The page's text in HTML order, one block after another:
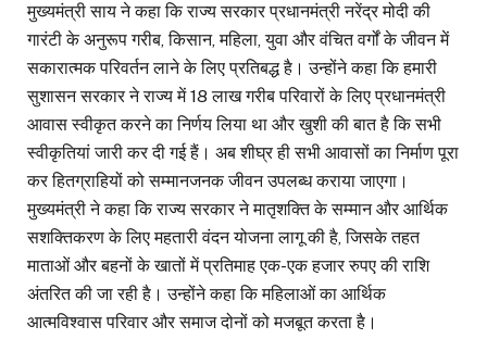
मुख्यमंत्री साय ने कहा कि राज्य सरकार प्रधानमंत्री नरेंद्र मोदी की
गारंटी के अनुरूप गरीब, किसान, महिला, युवा और वंचित वर्गों के जीवन में
सकारात्मक परिवर्तन लाने के लिए प्रतिबद्ध है। उन्होंने कहा कि हमारी
सुशासन सरकार ने राज्य में 18 लाख गरीब परिवारों के लिए प्रधानमंत्री
आवास स्वीकृत करने का निर्णय लिया था और खुशी की बात है कि सभी
स्वीकृतियां जारी कर दी गई हैं। अब शीघ्र ही सभी आवासों का निर्माण पूरा
कर हितग्राहियों को सम्मानजनक जीवन उपलब्ध कराया जाएगा।
मुख्यमंत्री ने कहा कि राज्य सरकार ने मातृशक्ति के सम्मान और आर्थिक
सशक्तिकरण के लिए महतारी वंदन योजना लागू की है, जिसके तहत
माताओं और बहनों के खातों में प्रतिमाह एक-एक हजार रुपए की राशि
अंतरित की जा रही है। उन्होंने कहा कि महिलाओं का आर्थिक
आत्मविश्वास परिवार और समाज दोनों को मजबूत करता है।